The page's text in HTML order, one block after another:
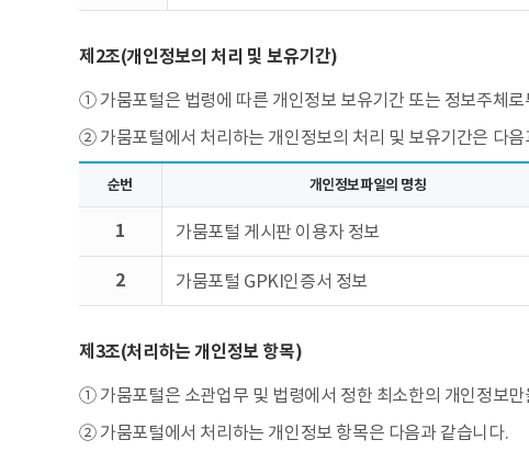
제2조(개인정보의 처리 및 보유기간)
① 가뭄포털은 법령에 따른 개인정보 보유기간 또는 정보주체
② 가뭄포털에서 처리하는 개인정보의 처리 및 보유기간은 다음
순번 개인정보파일의 명칭
1 가뭄포털 게시판 이용자 정보
2 가뭄포털 GPKI인증서 정보
제3조(처리하는 개인정보 항목)
① 가뭄포털은 소관업무 및 법령에서 정한 최소한의 개인정보
② 가뭄포털에서 처리하는 개인정보 항목은 다음과 같습니다.